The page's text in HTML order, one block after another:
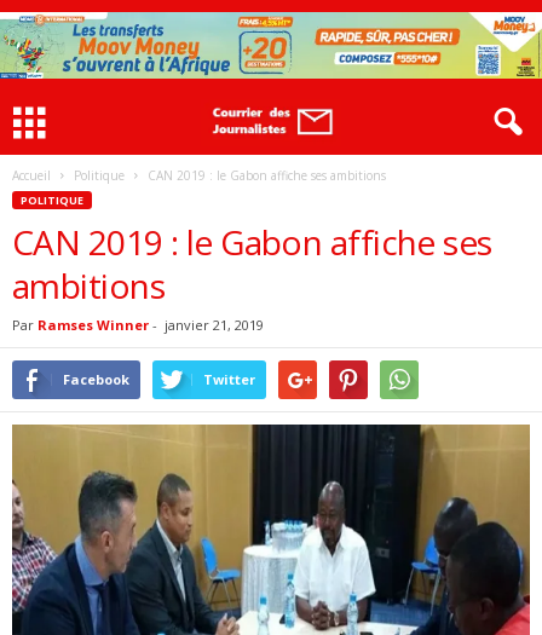
Accueil Politique CAN 2019 : le Gabon affiche ses ambitions
POLITIQUE
CAN 2019 : le Gabon affiche ses
ambitions
Par Ramses Winner - janvier 21, 2019
Facebook Twitter